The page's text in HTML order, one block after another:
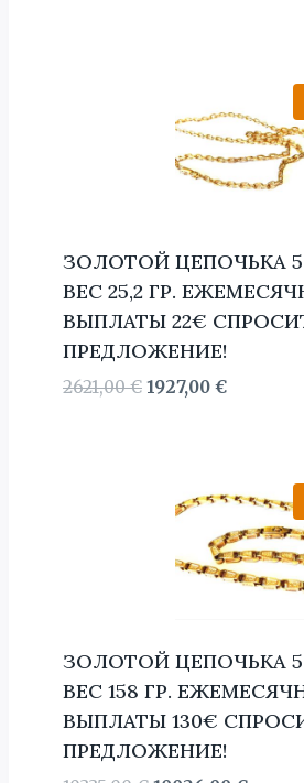
ЗОЛОТОЙ ЦЕПОЧЬКА
BЕС 25,2 ГР.
ВЫПЛАТЫ 22€
ПРЕДЛОЖЕНИЕ!
2621,00€ Первоначальная
1927,00 €Текущая
ЗОЛОТОЙ ЦЕПОЧЬКА
BЕС 158 ГР.
ВЫПЛАТЫ 130€
ПРЕДЛОЖЕНИЕ!